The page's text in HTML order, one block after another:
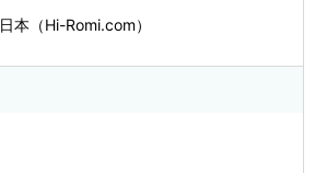
本（Hi-Romi.com）